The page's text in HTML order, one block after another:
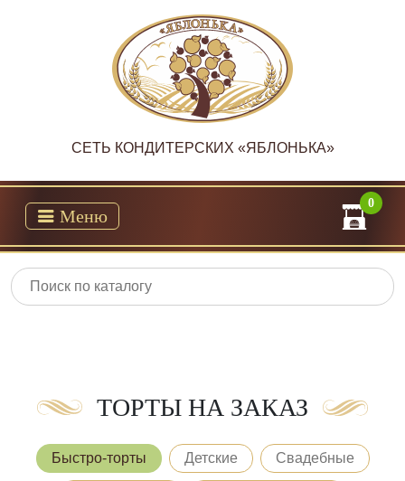
CЕТЬ КОНДИТЕРСКИХ «ЯБЛОНЬКА»
Меню
0
ТОРТЫ НА ЗАКАЗ
Быстро-торты Детские Свадебные